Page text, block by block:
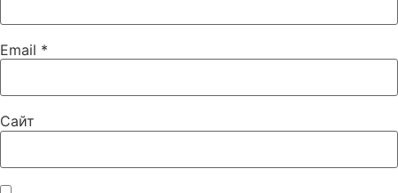
Email *
Сайт